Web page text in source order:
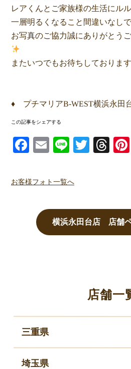
レアくんとご家族様の生活にル
一層明るくなること間違いなし
お写真のご協力誠にありがとう
またいつでもお待ちしておりま
♦ プチマリアB-WEST横浜永
この記事をシェアする
FacebookEmail Line Twitter Threads
お客様フォト一覧へ
横浜永田台店 店舗
店舗一
三重県
埼玉県